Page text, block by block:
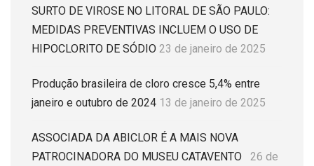
SURTO DE VIROSE NO LITORAL DE SÃO PAULO:
MEDIDAS PREVENTIVAS INCLUEM O USO DE
HIPOCLORITO DE SÓDIO 23 de janeiro de 2025
Produção brasileira de cloro cresce 5,4% entre
janeiro e outubro de 2024 13 de janeiro de 2025
ASSOCIADA DA ABICLOR É A MAIS NOVA
PATROCINADORA DO MUSEU CATAVENTO
26 de